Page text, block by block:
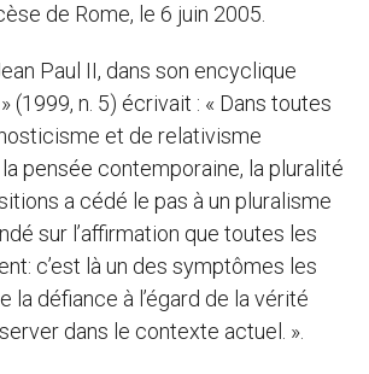
de Rome, le 6 juin 2005.
Paul II, dans son encyclique
(1999, n. 5) écrivait : « Dans toutes
et de relativisme
pensée contemporaine, la pluralité
a cédé le pas à un pluralisme
sur l’affirmation que toutes les
c’est là un des symptômes les
la défiance à l’égard de la vérité
dans le contexte actuel. ».